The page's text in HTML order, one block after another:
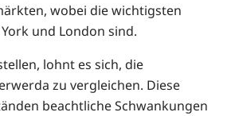
wobei die wichtigsten
und London sind.
lohnt es sich, die
zu vergleichen. Diese
beachtliche Schwankungen